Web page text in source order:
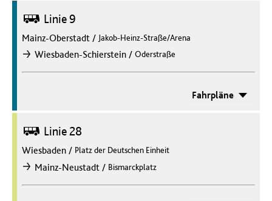
Bus Linie 9
Mainz-Oberstadt / Jakob-Heinz-Straße/Arena
nachWiesbaden-Schierstein / Oderstraße
Fahrpläne
Bus Linie 28
Wiesbaden / Platz der Deutschen Einheit
nachMainz-Neustadt / Bismarckplatz